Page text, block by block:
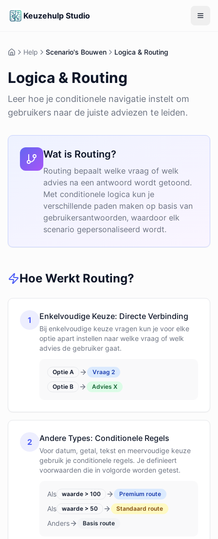
Keuzehulp Studio
Help Scenario's Bouwen Logica & Routing
Logica & Routing
Leer hoe je conditionele navigatie instelt om
gebruikers naar de juiste adviezen te leiden.
Wat is Routing?
Routing bepaalt welke vraag of welk
advies na een antwoord wordt getoond.
Met conditionele logica kun je
verschillende paden maken op basis van
gebruikersantwoorden, waardoor elk
scenario gepersonaliseerd wordt.
Hoe Werkt Routing?
1 Enkelvoudige Keuze: Directe Verbinding
Bij enkelvoudige keuze vragen kun je voor elke
optie apart instellen naar welke vraag of welk
advies de gebruiker gaat.
Optie A
Vraag 2
Optie B
Advies X
2 Andere Types: Conditionele Regels
Voor datum, getal, tekst en meervoudige keuze
gebruik je conditionele regels. Je definieert
voorwaarden die in volgorde worden getest.
Als waarde > 100 Premium route
Als waarde > 50 Standaard route
Anders Basis route